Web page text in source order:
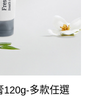
120g-多款任選